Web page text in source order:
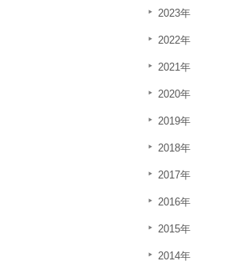
2023年
2022年
2021年
2020年
2019年
2018年
2017年
2016年
2015年
2014年